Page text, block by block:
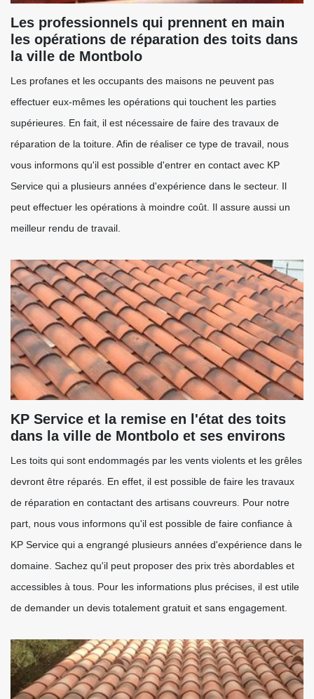
Les professionnels qui prennent en main
les opérations de réparation des toits dans
la ville de Montbolo
Les profanes et les occupants des maisons ne peuvent pas
effectuer eux-mêmes les opérations qui touchent les parties
supérieures. En fait, il est nécessaire de faire des travaux de
réparation de la toiture. Afin de réaliser ce type de travail, nous
vous informons qu'il est possible d'entrer en contact avec KP
Service qui a plusieurs années d'expérience dans le secteur. Il
peut effectuer les opérations à moindre coût. Il assure aussi un
meilleur rendu de travail.
KP Service et la remise en l'état des toits
dans la ville de Montbolo et ses environs
Les toits qui sont endommagés par les vents violents et les grêles
devront être réparés. En effet, il est possible de faire les travaux
de réparation en contactant des artisans couvreurs. Pour notre
part, nous vous informons qu'il est possible de faire confiance à
KP Service qui a engrangé plusieurs années d'expérience dans le
domaine. Sachez qu'il peut proposer des prix très abordables et
accessibles à tous. Pour les informations plus précises, il est utile
de demander un devis totalement gratuit et sans engagement.